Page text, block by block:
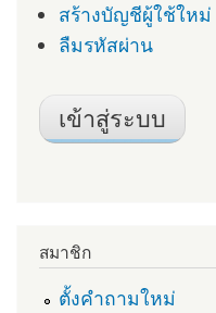
สร้างบัญชีผู้ใช้ใหม่
ลืมรหัสผ่าน
สมาชิก
ตั้งคำถามใหม่